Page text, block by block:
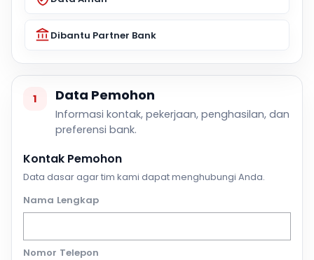
Dibantu Partner Bank
1 Data Pemohon
Informasi kontak, pekerjaan, penghasilan, dan
preferensi bank.
Kontak Pemohon
Data dasar agar tim kami dapat menghubungi Anda.
Nama Lengkap
Nomor Telepon